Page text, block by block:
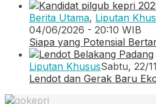
Berita Utama, Liputan
04/06/2026 - 20:10 WIB
Siapa yang Potensial
Liputan KhususSabtu, 22/
Lendot dan Gerak Baru